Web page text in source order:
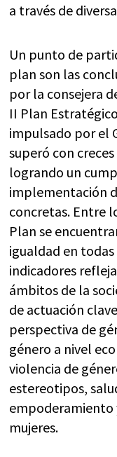
a través de
Un punto de
plan son las
por la consejera
II Plan
impulsado por el
superó con
logrando un
implementación
concretas. Entre
Plan se
igualdad en
indicadores
ámbitos de la
de actuación
perspectiva de
género a nivel
violencia de
estereotipos,
empoderamiento
mujeres.